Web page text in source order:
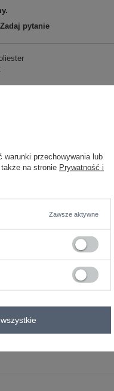
Zadaj pytanie
warunki przechowywania lub
na stronie Prywatność i
Zawsze aktywne